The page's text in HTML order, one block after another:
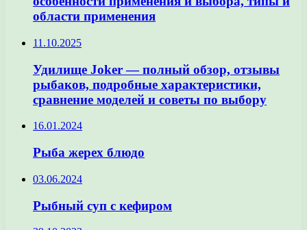
области применения
11.10.2025
Удилище Joker — полный обзор, отзывы
рыбаков, подробные характеристики,
сравнение моделей и советы по выбору
16.01.2024
Рыба жерех блюдо
03.06.2024
Рыбный суп с кефиром